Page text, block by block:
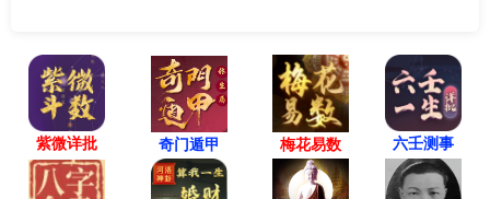
紫微详批 奇门遁甲 梅花易数 六壬测事